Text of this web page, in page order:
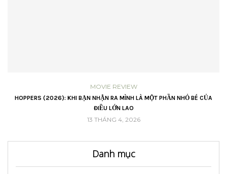
MOVIE REVIEW
HOPPERS (2026): KHI BẠN NHẬN RA MÌNH LÀ MỘT PHẦN NHỎ BÉ CỦA
ĐIỀU LỚN LAO
13 THÁNG 4, 2026
Danh mục